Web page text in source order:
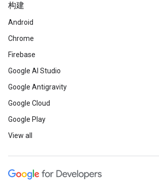
构建
Android
Chrome
Firebase
Google AI Studio
Google Antigravity
Google Cloud
Google Play
View all